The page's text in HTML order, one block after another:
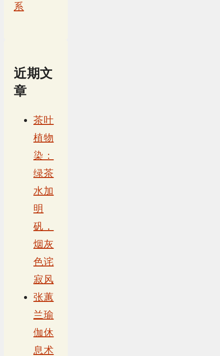
系
近期文
章
茶叶
植物
染：
绿茶
水加
明
矾，
烟灰
色诧
寂风
张蕙
兰瑜
伽休
息术